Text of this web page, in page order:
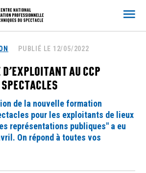
PUBLIÉ LE 12/05/2022
AU CCP
de la nouvelle formation
pour les exploitants de lieux
représentations publiques" a eu
On répond à toutes vos